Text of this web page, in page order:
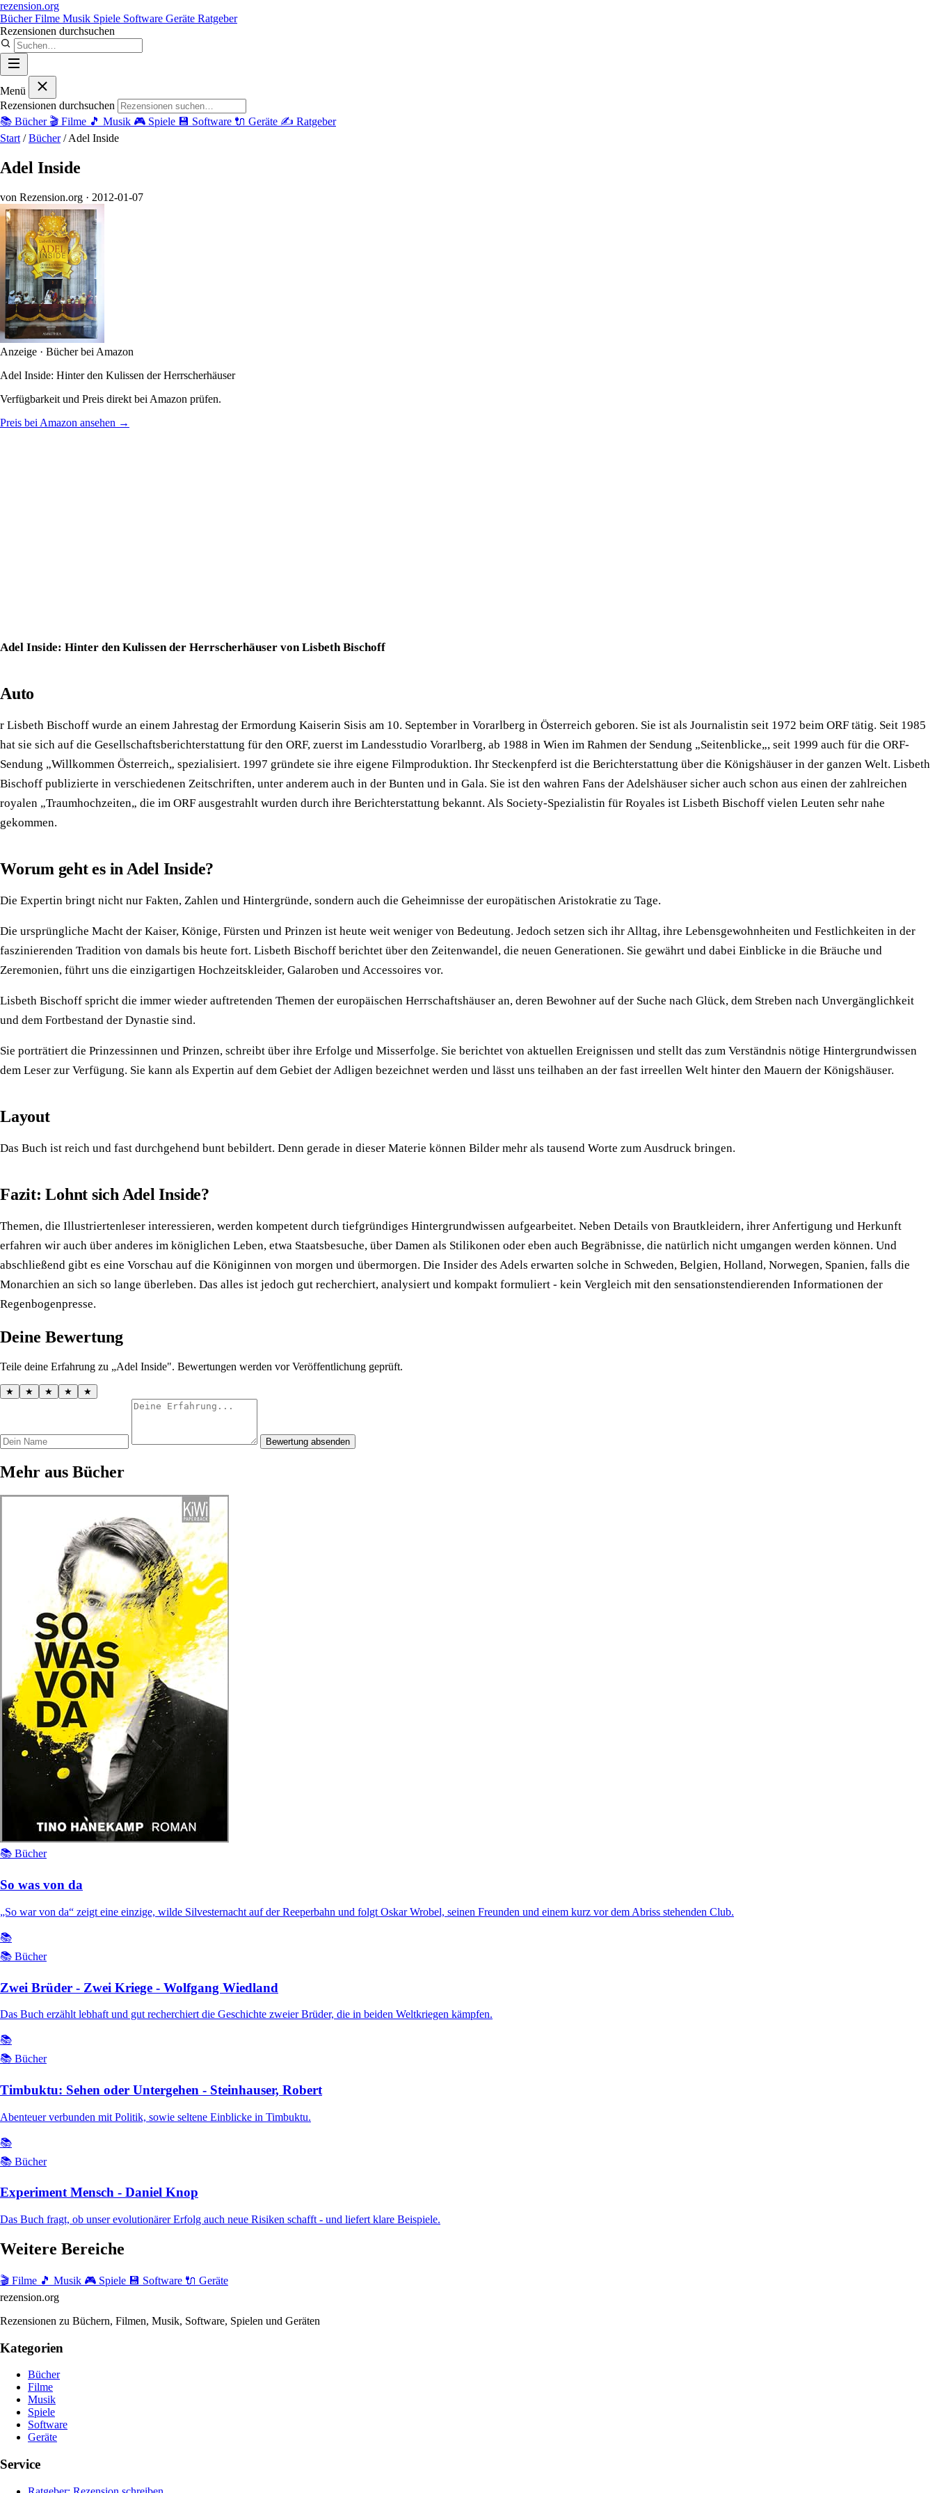
rezension.org
BücherFilme Musik Spiele Software Geräte Ratgeber
Rezensionen durchsuchen
Menü
Rezensionen durchsuchen
📚 Bücher 🎬 Filme 🎵 Musik 🎮 Spiele 💾 Software 🔌 Geräte ✍️ Ratgeber
Start / Bücher / Adel Inside
Adel Inside
von Rezension.org · 2012-01-07
Anzeige · Bücher bei Amazon
Adel Inside: Hinter den Kulissen der Herrscherhäuser
Verfügbarkeit und Preis direkt bei Amazon prüfen.
Preis bei Amazon ansehen →
Adel Inside: Hinter den Kulissen der Herrscherhäuser von Lisbeth Bischoff
Auto
r Lisbeth Bischoff wurde an einem Jahrestag der Ermordung Kaiserin Sisis am 10. September in Vorarlberg in Österreich geboren. Sie ist als Journalistin seit 1972 beim ORF tätig. Seit 1985
hat sie sich auf die Gesellschaftsberichterstattung für den ORF, zuerst im Landesstudio Vorarlberg, ab 1988 in Wien im Rahmen der Sendung „Seitenblicke„, seit 1999 auch für die ORF-
Sendung „Willkommen Österreich„ spezialisiert. 1997 gründete sie ihre eigene Filmproduktion. Ihr Steckenpferd ist die Berichterstattung über die Königshäuser in der ganzen Welt. Lisbeth
Bischoff publizierte in verschiedenen Zeitschriften, unter anderem auch in der Bunten und in Gala. Sie ist den wahren Fans der Adelshäuser sicher auch schon aus einen der zahlreichen
royalen „Traumhochzeiten„ die im ORF ausgestrahlt wurden durch ihre Berichterstattung bekannt. Als Society-Spezialistin für Royales ist Lisbeth Bischoff vielen Leuten sehr nahe
gekommen.
Worum geht es in Adel Inside?
Die Expertin bringt nicht nur Fakten, Zahlen und Hintergründe, sondern auch die Geheimnisse der europätischen Aristokratie zu Tage.
Die ursprüngliche Macht der Kaiser, Könige, Fürsten und Prinzen ist heute weit weniger von Bedeutung. Jedoch setzen sich ihr Alltag, ihre Lebensgewohnheiten und Festlichkeiten in der
faszinierenden Tradition von damals bis heute fort. Lisbeth Bischoff berichtet über den Zeitenwandel, die neuen Generationen. Sie gewährt und dabei Einblicke in die Bräuche und
Zeremonien, führt uns die einzigartigen Hochzeitskleider, Galaroben und Accessoires vor.
Lisbeth Bischoff spricht die immer wieder auftretenden Themen der europäischen Herrschaftshäuser an, deren Bewohner auf der Suche nach Glück, dem Streben nach Unvergänglichkeit
und dem Fortbestand der Dynastie sind.
Sie porträtiert die Prinzessinnen und Prinzen, schreibt über ihre Erfolge und Misserfolge. Sie berichtet von aktuellen Ereignissen und stellt das zum Verständnis nötige Hintergrundwissen
dem Leser zur Verfügung. Sie kann als Expertin auf dem Gebiet der Adligen bezeichnet werden und lässt uns teilhaben an der fast irreellen Welt hinter den Mauern der Königshäuser.
Layout
Das Buch ist reich und fast durchgehend bunt bebildert. Denn gerade in dieser Materie können Bilder mehr als tausend Worte zum Ausdruck bringen.
Fazit: Lohnt sich Adel Inside?
Themen, die Illustriertenleser interessieren, werden kompetent durch tiefgründiges Hintergrundwissen aufgearbeitet. Neben Details von Brautkleidern, ihrer Anfertigung und Herkunft
erfahren wir auch über anderes im königlichen Leben, etwa Staatsbesuche, über Damen als Stilikonen oder eben auch Begräbnisse, die natürlich nicht umgangen werden können. Und
abschließend gibt es eine Vorschau auf die Königinnen von morgen und übermorgen. Die Insider des Adels erwarten solche in Schweden, Belgien, Holland, Norwegen, Spanien, falls die
Monarchien an sich so lange überleben. Das alles ist jedoch gut recherchiert, analysiert und kompakt formuliert - kein Vergleich mit den sensationstendierenden Informationen der
Regenbogenpresse.
Deine Bewertung
Teile deine Erfahrung zu „Adel Inside". Bewertungen werden vor Veröffentlichung geprüft.
★ ★ ★ ★ ★
Bewertung absenden
Mehr aus Bücher
📚 Bücher
So was von da
„So war von da“ zeigt eine einzige, wilde Silvesternacht auf der Reeperbahn und folgt Oskar Wrobel, seinen Freunden und einem kurz vor dem Abriss stehenden Club.
📚
📚 Bücher
Zwei Brüder - Zwei Kriege - Wolfgang Wiedland
Das Buch erzählt lebhaft und gut recherchiert die Geschichte zweier Brüder, die in beiden Weltkriegen kämpfen.
📚
📚 Bücher
Timbuktu: Sehen oder Untergehen - Steinhauser, Robert
Abenteuer verbunden mit Politik, sowie seltene Einblicke in Timbuktu.
📚
📚 Bücher
Experiment Mensch - Daniel Knop
Das Buch fragt, ob unser evolutionärer Erfolg auch neue Risiken schafft - und liefert klare Beispiele.
Weitere Bereiche
🎬 Filme 🎵 Musik 🎮 Spiele 💾 Software 🔌 Geräte
rezension.org
Rezensionen zu Büchern, Filmen, Musik, Software, Spielen und Geräten
Kategorien
Bücher
Filme
Musik
Spiele
Software
Geräte
Service